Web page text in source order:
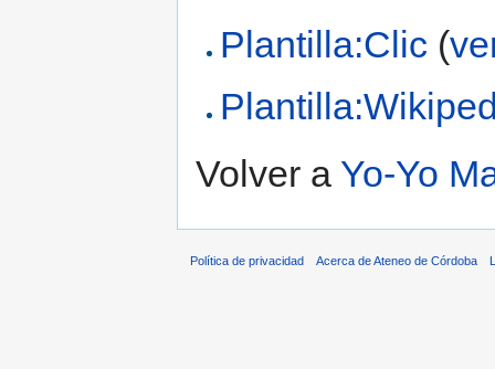
Plantilla:Clic (
Volver a Yo-Yo
Política de privacidad Acerca de Ateneo de Córdoba